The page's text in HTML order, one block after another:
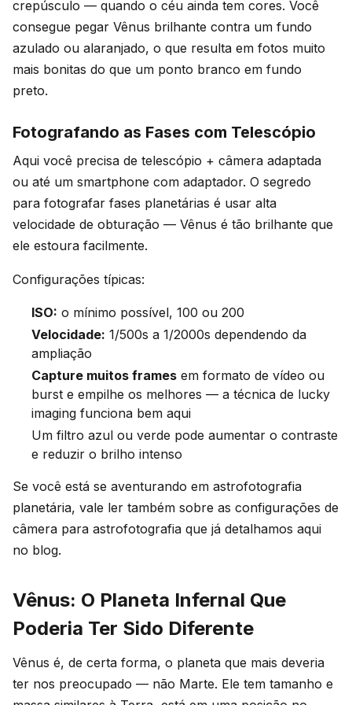
crepúsculo — quando o céu ainda tem cores. Você
consegue pegar Vênus brilhante contra um fundo
azulado ou alaranjado, o que resulta em fotos muito
mais bonitas do que um ponto branco em fundo
preto.
Fotografando as Fases com Telescópio
Aqui você precisa de telescópio + câmera adaptada
ou até um smartphone com adaptador. O segredo
para fotografar fases planetárias é usar alta
velocidade de obturação — Vênus é tão brilhante que
ele estoura facilmente.
Configurações típicas:
ISO: o mínimo possível, 100 ou 200
Velocidade: 1/500s a 1/2000s dependendo da
ampliação
Capture muitos frames em formato de vídeo ou
burst e empilhe os melhores — a técnica de lucky
imaging funciona bem aqui
Um filtro azul ou verde pode aumentar o contraste
e reduzir o brilho intenso
Se você está se aventurando em astrofotografia
planetária, vale ler também sobre as configurações de
câmera para astrofotografia que já detalhamos aqui
no blog.
Vênus: O Planeta Infernal Que
Poderia Ter Sido Diferente
Vênus é, de certa forma, o planeta que mais deveria
ter nos preocupado — não Marte. Ele tem tamanho e